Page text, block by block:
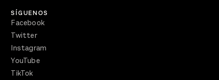
SÍGUENOS
Facebook
Twitter
Instagram
YouTube
TikTok